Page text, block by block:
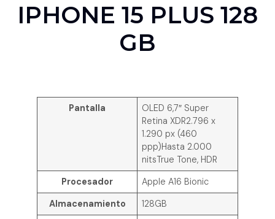
IPHONE 15 PLUS 128
GB
Pantalla
OLED 6,7″ Super
Retina XDR2.796 x
1.290 px (460
ppp)Hasta 2.000
nitsTrue Tone, HDR
Procesador
Apple A16 Bionic
Almacenamiento
128GB